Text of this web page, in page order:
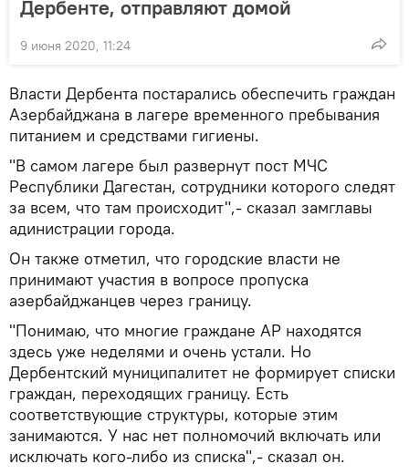
Дербенте, отправляют домой
9 июня 2020, 11:24
Власти Дербента постарались обеспечить граждан
Азербайджана в лагере временного пребывания
питанием и средствами гигиены.
"В самом лагере был развернут пост МЧС
Республики Дагестан, сотрудники которого следят
за всем, что там происходит",- сказал замглавы
адинистрации города.
Он также отметил, что городские власти не
принимают участия в вопросе пропуска
азербайджанцев через границу.
"Понимаю, что многие граждане АР находятся
здесь уже неделями и очень устали. Но
Дербентский муниципалитет не формирует списки
граждан, переходящих границу. Есть
соответствующие структуры, которые этим
занимаются. У нас нет полномочий включать или
исключать кого-либо из списка",- сказал он.